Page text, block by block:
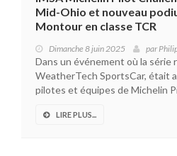
Mid-Ohio et nouveau
Montour en classe TCR
Dimanche 8 juin 2025 par
Dans un événement où la série
WeatherTech SportsCar, était
pilotes et équipes de Michelin
LIRE PLUS...